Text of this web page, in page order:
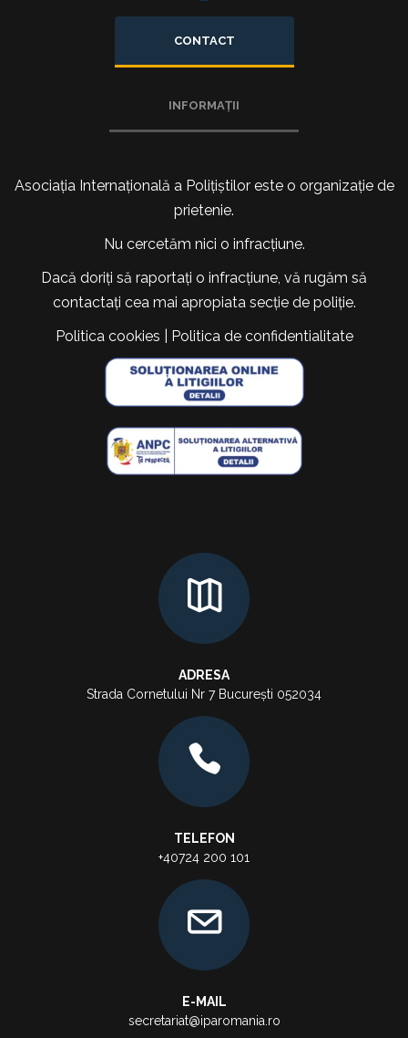
CONTACT
INFORMAȚII
Asociația Internațională a Polițiștilor este o organizație de
prietenie.
Nu cercetăm nici o infracțiune.
Dacă doriți să raportați o infracțiune, vă rugăm să
contactați cea mai apropiata secție de poliție.
Politica cookies
Politica de confidentialitate
ADRESA
Strada Cornetului Nr 7 București 052034
TELEFON
+40724 200 101
E-MAIL
secretariat@iparomania.ro